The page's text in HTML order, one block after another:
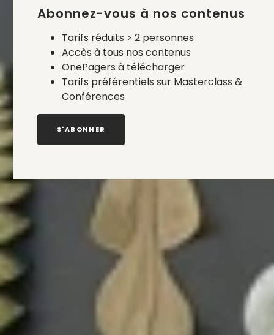
Abonnez-vous à nos contenus
Tarifs réduits > 2 personnes
Accès à tous nos contenus
OnePagers à télécharger
Tarifs préférentiels sur Masterclass &
Conférences
S'ABONNER